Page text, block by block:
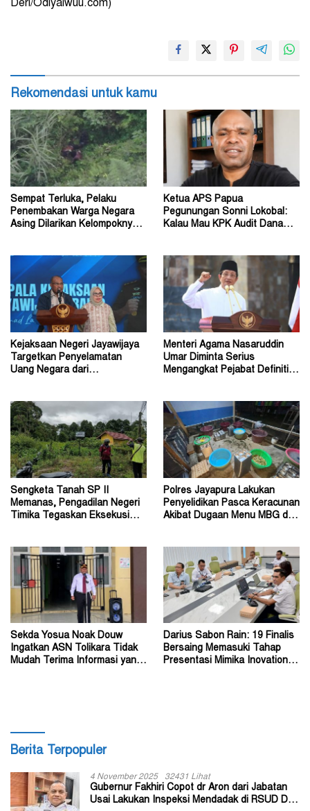
Deri/Odiyaiwuu.com)
Rekomendasi untuk kamu
Sempat Terluka, Pelaku
Penembakan Warga Negara
Asing Dilarikan Kelompoknya
Ketua APS Papua
Pegunungan Sonni Lokobal:
Kalau Mau KPK Audit Dana
Kejaksaan Negeri Jayawijaya
Targetkan Penyelamatan
Uang Negara dari
Menteri Agama Nasaruddin
Umar Diminta Serius
Mengangkat Pejabat Definitif
Sengketa Tanah SP II
Memanas, Pengadilan Negeri
Timika Tegaskan Eksekusi
Polres Jayapura Lakukan
Penyelidikan Pasca Keracunan
Akibat Dugaan Menu MBG di
Sekda Yosua Noak Douw
Ingatkan ASN Tolikara Tidak
Mudah Terima Informasi yang
Darius Sabon Rain: 19 Finalis
Bersaing Memasuki Tahap
Presentasi Mimika Inovation
Berita Terpopuler
4 November 2025 32431 Lihat
Gubernur Fakhiri Copot dr Aron dari Jabatan
Usai Lakukan Inspeksi Mendadak di RSUD Dok